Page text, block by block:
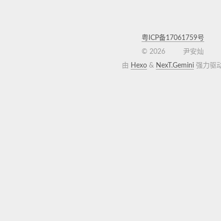
粤ICP备17061759号
©2026
尹安灿
由 Hexo & NexT.Gemini 强力驱